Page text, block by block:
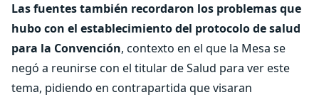
Las fuentes también recordaron los problemas que
hubo con el establecimiento del protocolo de salud
para la Convención, contexto en el que la Mesa se
negó a reunirse con el titular de Salud para ver este
tema, pidiendo en contrapartida que visaran